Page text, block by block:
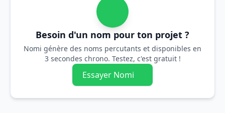
Besoin d'un nom pour ton projet ?
Nomi génère des noms percutants et disponibles en
3 secondes chrono. Testez, c'est gratuit !
Essayer Nomi